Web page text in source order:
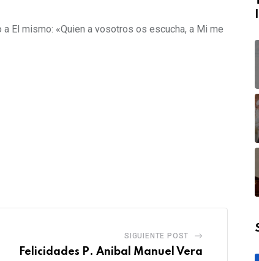
El mismo: «Quien a vosotros os escucha, a Mi me
SIGUIENTE POST
Felicidades P. Anibal Manuel Vera